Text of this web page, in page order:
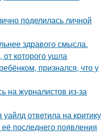
поделилась личной
здравого смысла.
которого ушла
признался, что у
на журналистов из-за
ответила на критику
последнего появления